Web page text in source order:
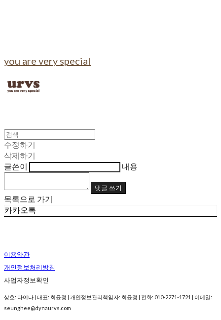
you are very special
수정하기
삭제하기
글쓴이
내용
댓글 쓰기
목록으로 가기
카카오톡
이용약관
개인정보처리방침
사업자정보확인
상호: 다이나 | 대표: 최윤정 | 개인정보관리책임자: 최윤정 | 전화: 010-2271-1721 | 이메일:
seunghee@dynaurvs.com